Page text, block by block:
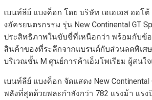
เบนท์ลีย์ แบงค็อก โดย บริษัท เอเอเอส ออ
งอัครยนตรกรรม รุ่น New Continental GT
ประสิทธิภาพในขับขี่ที่เหนือกว่า พร้อมกับข้
สินค้าของที่ระลึกจากแบรนด์กับส่วนลดพิเศษ
บริเวณชั้น M ศูนย์การค้าเอ็มโพเรียม ผู้สนใจ
เบนท์ลีย์ แบงค็อก จัดแสดง New
พลังที่สุดด้วยพละกำลังกว่า 782 แรงม้า แร